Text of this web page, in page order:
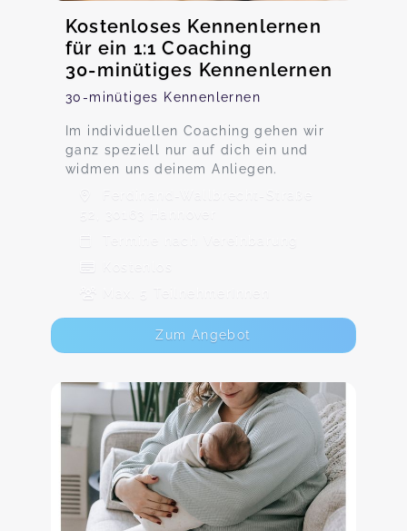
Kostenloses Kennenlernen
für ein 1:1 Coaching
30-minütiges Kennenlernen
30-minütiges Kennenlernen
Im individuellen Coaching gehen wir
ganz speziell nur auf dich ein und
widmen uns deinem Anliegen.
Ferdinand-Wallbrecht-Straße
52, 30163 Hannover
Termine nach Vereinbarung
Max. 5 TeilnehmerInnen
Zum Angebot